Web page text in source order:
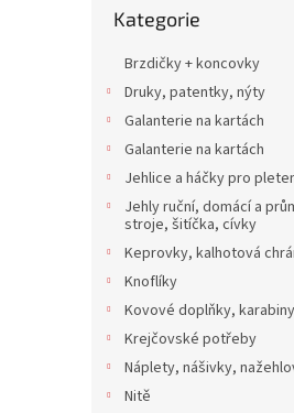
kategorie
Kategorie
Brzdičky + koncovky
Druky, patentky, nýty
Galanterie na kartách
Galanterie na kartách
Jehlice a háčky pro
Jehly ruční, domácí a
stroje, šitíčka, cívky
Keprovky, kalhotová
Knoflíky
Kovové doplňky,
Krejčovské potřeby
Náplety, nášivky,
Nitě